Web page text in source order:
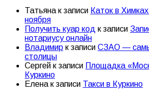
Татьяна к записи Каток в
ноября
Получить куар код к записи
нотариусу онлайн
Владимир к записи СЗАО —
столицы
Сергей к записи Площадка
Куркино
Елена к записи Такси в Куркино